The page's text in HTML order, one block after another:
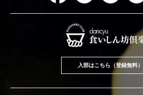
入部はこちら（登録無料）